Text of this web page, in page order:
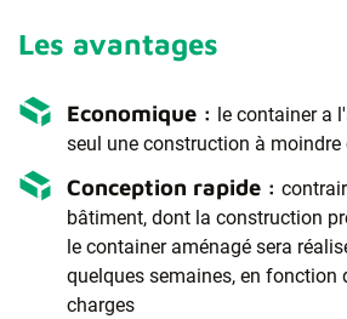
Les avantages
Economique : le container a
seul une construction à moindre
Conception rapide :
bâtiment, dont la construction
le container aménagé sera
quelques semaines, en fonction
charges